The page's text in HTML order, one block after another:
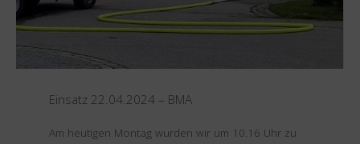
Motorrad"
Einsatz 22.04.2024 – BMA
Am heutigen Montag wurden wir um 10.16 Uhr zu